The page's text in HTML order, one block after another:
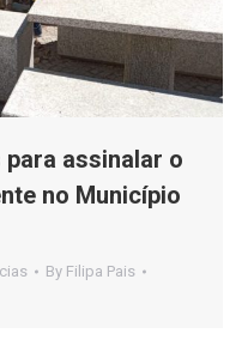
assinalar o
no Município
By Filipa Pais